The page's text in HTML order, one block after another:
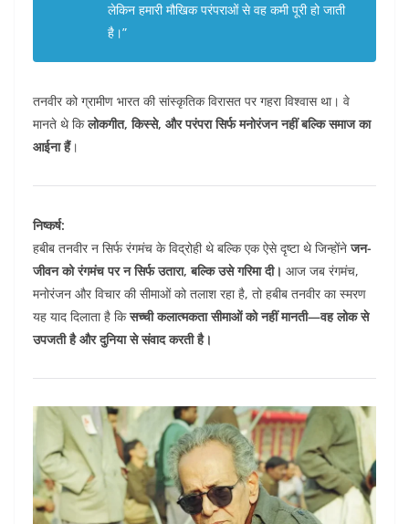
लेकिन हमारी मौखिक परंपराओं से वह कमी पूरी हो जाती
है।”
तनवीर को ग्रामीण भारत की सांस्कृतिक विरासत पर गहरा विश्वास था। वे
मानते थे किलोकगीत, किस्से, और परंपरा सिर्फ मनोरंजन नहीं बल्कि समाज का
आईना हैं।
निष्कर्ष:
हबीब तनवीर न सिर्फ रंगमंच के विद्रोही थे बल्कि एक ऐसे दृष्टा थे जिन्होंनेजन-
जीवन को रंगमंच पर न सिर्फ उतारा, बल्कि उसे गरिमा दी। आज जब रंगमंच,
मनोरंजन और विचार की सीमाओं को तलाश रहा है, तो हबीब तनवीर का स्मरण
यह याद दिलाता है किसच्ची कलात्मकता सीमाओं को नहीं मानती—वह लोक से
उपजती है और दुनिया से संवाद करती है।